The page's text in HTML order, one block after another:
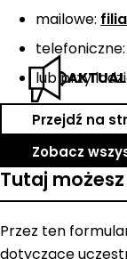
mailowe:
telefoniczne:
lub przy
Przejdź na
Zobacz
Tutaj
Przez ten
dotyczące